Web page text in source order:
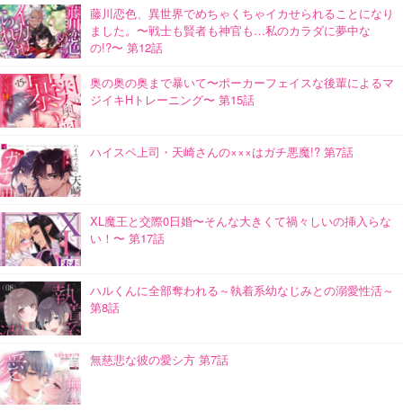
藤川恋色、異世界でめちゃくちゃイカせられることになり
ました。〜戦士も賢者も神官も…私のカラダに夢中な
の!?〜 第12話
奥の奥の奥まで暴いて〜ポーカーフェイスな後輩によるマ
ジイキHトレーニング〜 第15話
ハイスペ上司・天崎さんの×××はガチ悪魔!? 第7話
XL魔王と交際0日婚〜そんな大きくて禍々しいの挿入らな
い！〜 第17話
ハルくんに全部奪われる～執着系幼なじみとの溺愛性活～
第8話
無慈悲な彼の愛シ方 第7話